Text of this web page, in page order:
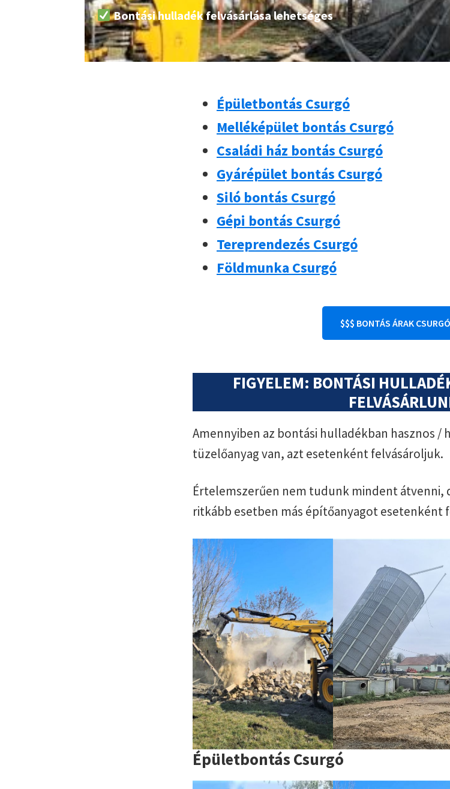
Bontási hulladék felvásárlása lehetséges
Épületbontás Csurgó
Melléképület bontás Csurgó
Családi ház bontás Csurgó
Gyárépület bontás Csurgó
Siló bontás Csurgó
Gépi bontás Csurgó
Tereprendezés Csurgó
Földmunka Csurgó
$$$ BONTÁS ÁRAK
FIGYELEM: BONTÁSI
Amennyiben az bontási hulladékban hasznos /
tüzelőanyag van, azt esetenként felvásároljuk.
Értelemszerűen nem tudunk mindent átvenni,
ritkább esetben más építőanyagot esetenként
Épületbontás Csurgó